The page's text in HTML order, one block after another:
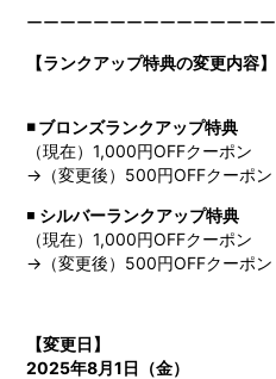
ーーーーーーーーーーーーーーー
【ランクアップ特典の変更内容】
◾️ ブロンズランクアップ特典
（現在）1,000円OFFクーポン
→（変更後）500円OFFクーポン
◾️ シルバーランクアップ特典
（現在）1,000円OFFクーポン
→（変更後）500円OFFクーポン
【変更日】
2025年8月1日（金）